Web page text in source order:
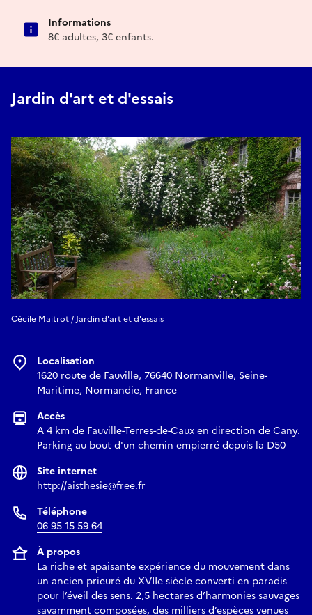
Informations
8€ adultes, 3€ enfants.
Jardin d'art et d'essais
Cécile Maitrot / Jardin d'art et d'essais
Localisation
1620 route de Fauville, 76640 Normanville, Seine-
Maritime, Normandie, France
Accès
A 4 km de Fauville-Terres-de-Caux en direction de Cany.
Parking au bout d'un chemin empierré depuis la D50
Site internet
http://aisthesie@free.fr
Téléphone
06 95 15 59 64
À propos
La riche et apaisante expérience du mouvement dans
un ancien prieuré du XVIIe siècle converti en paradis
pour l’éveil des sens. 2,5 hectares d’harmonies sauvages
savamment composées, des milliers d’espèces venues